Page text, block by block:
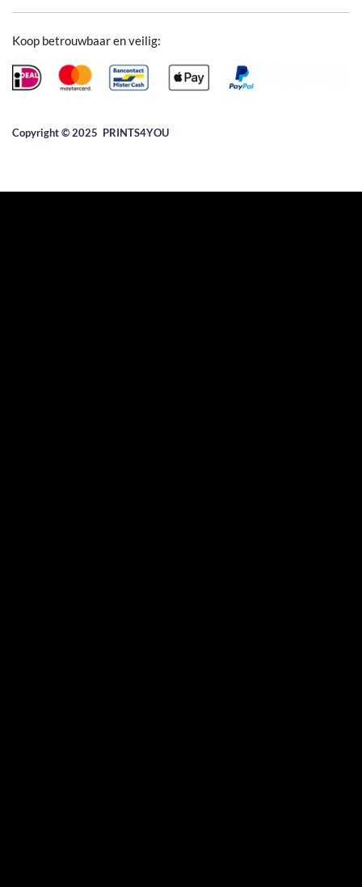
Koop betrouwbaar en veilig:
Copyright © 2025 ​PRINTS4YOU